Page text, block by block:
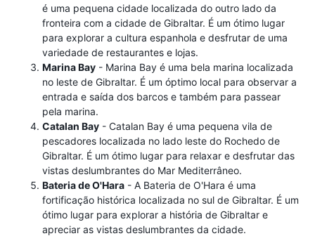
é uma pequena cidade localizada do outro lado da
fronteira com a cidade de Gibraltar. É um ótimo lugar
para explorar a cultura espanhola e desfrutar de uma
variedade de restaurantes e lojas.
Marina Bay - Marina Bay é uma bela marina localizada
no leste de Gibraltar. É um óptimo local para observar a
entrada e saída dos barcos e também para passear
pela marina.
Catalan Bay - Catalan Bay é uma pequena vila de
pescadores localizada no lado leste do Rochedo de
Gibraltar. É um ótimo lugar para relaxar e desfrutar das
vistas deslumbrantes do Mar Mediterrâneo.
Bateria de O'Hara - A Bateria de O'Hara é uma
fortificação histórica localizada no sul de Gibraltar. É um
ótimo lugar para explorar a história de Gibraltar e
apreciar as vistas deslumbrantes da cidade.